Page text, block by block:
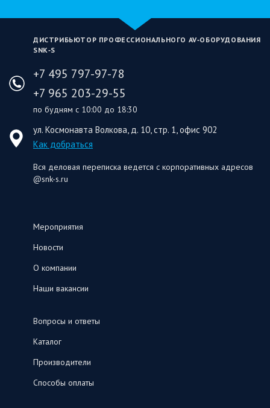
ДИСТРИБЬЮТОР ПРОФЕССИОНАЛЬНОГО AV‑ОБОРУДОВАНИЯ
SNK‑S
+7 495 797-97-78
+7 965 203-29-55
по будням с 10:00 до 18:30
ул. Космонавта Волкова, д. 10, стр. 1, офис 902
Как добраться
Вся деловая переписка ведется с корпоративных адресов
@snk-s.ru
Мероприятия
Новости
О компании
Наши вакансии
Вопросы и ответы
Каталог
Производители
Способы оплаты